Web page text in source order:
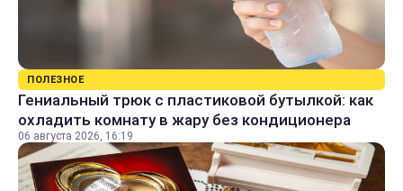
ПОЛЕЗНОЕ
Гениальный трюк с пластиковой бутылкой: как
охладить комнату в жару без кондиционера
06 августа 2026, 16:19